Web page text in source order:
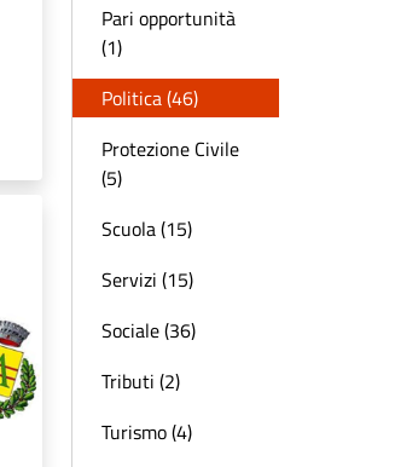
Pari opportunità
(1)
Politica (46)
Protezione Civile
(5)
Scuola (15)
Servizi (15)
Sociale (36)
Tributi (2)
Turismo (4)